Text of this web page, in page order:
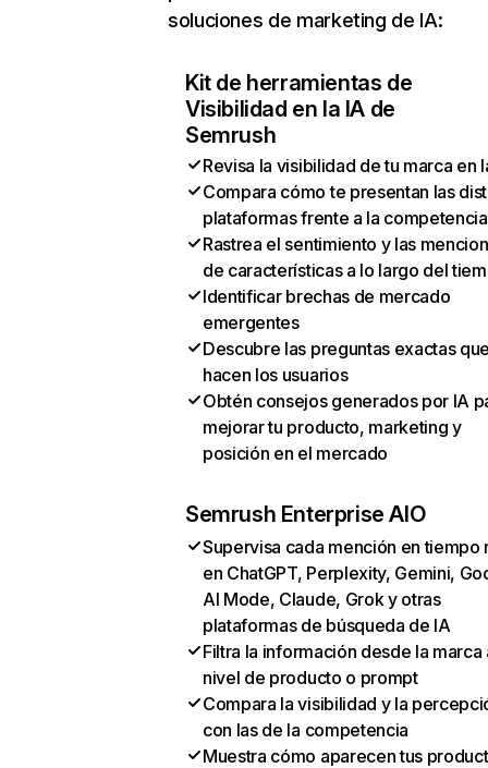
soluciones de marketing de IA:
Kit de herramientas de
Visibilidad en la IA de
Semrush
Revisa la visibilidad de tu marca en
Compara cómo te presentan las
plataformas frente a la competencia
Rastrea el sentimiento y las
de características a lo largo del
Identificar brechas de mercado
emergentes
Descubre las preguntas exactas
hacen los usuarios
Obtén consejos generados por IA
mejorar tu producto, marketing y
posición en el mercado
Semrush Enterprise AIO
Supervisa cada mención en tiempo
en ChatGPT, Perplexity, Gemini,
AI Mode, Claude, Grok y otras
plataformas de búsqueda de IA
Filtra la información desde la marca
nivel de producto o prompt
Compara la visibilidad y la
con las de la competencia
Muestra cómo aparecen tus